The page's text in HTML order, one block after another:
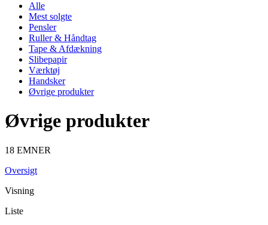
Alle
Mest solgte
Pensler
Ruller & Håndtag
Tape & Afdækning
Slibepapir
Værktøj
Handsker
Øvrige produkter
Øvrige produkter
18 EMNER
Oversigt
Visning
Liste